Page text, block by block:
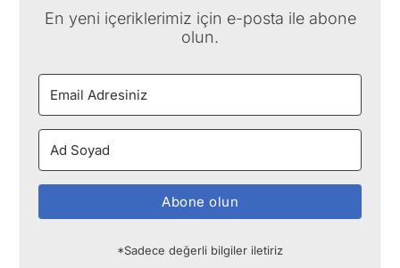
En yeni içeriklerimiz için e-posta ile abone
olun.
Abone olun
*Sadece değerli bilgiler iletiriz